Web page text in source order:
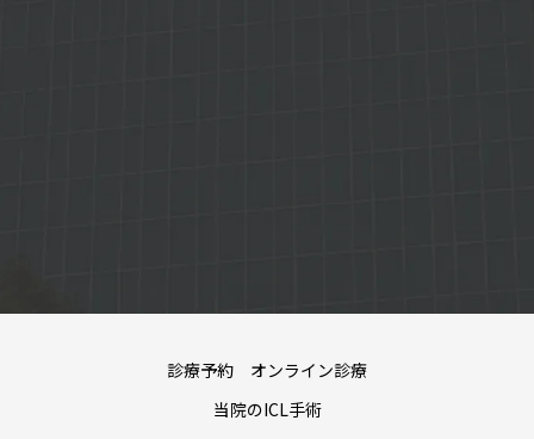
診療予約 オンライン診療
当院のICL手術